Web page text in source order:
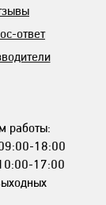
ответ
работы:
18:00
17:00